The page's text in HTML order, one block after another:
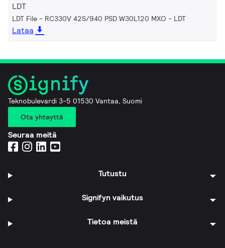
LDT
LDT File - RC330V 42S/940 PSD W30L120 MXO LDT
Lataa
Teknobulevardi 3-5 01530 Vantaa, Suomi
Ota yhteyttä
Seuraa meitä
Tutustu
Signifyn vaikutus
Tietoa meistä